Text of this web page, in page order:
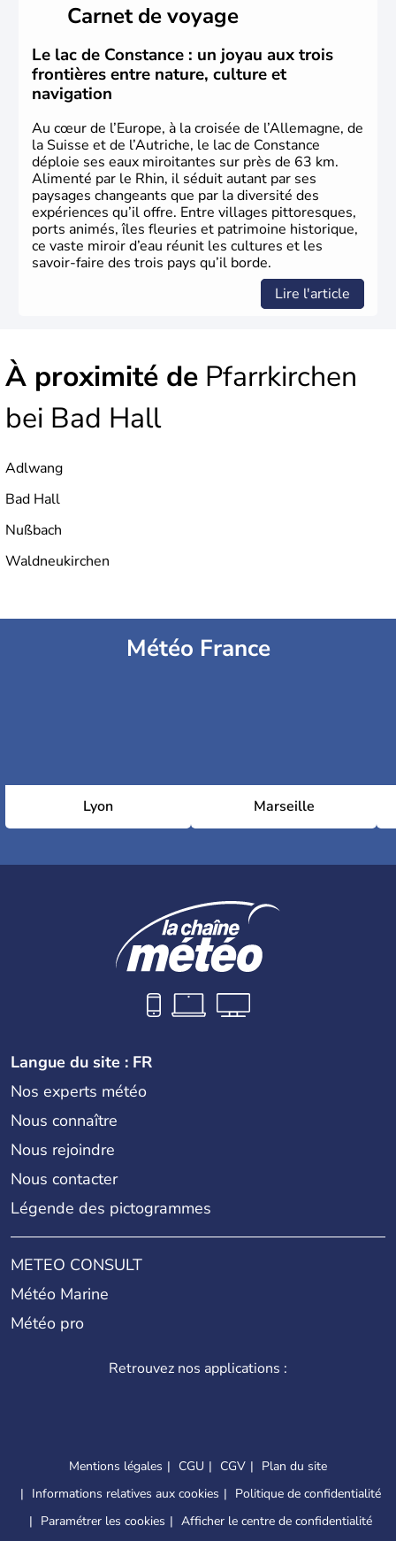
compte aujourd'hui plus de 8 millions d'habitants.
L'Autriche a donné naissance à de nombreux artistes :
Mozart, Schubert, le psychanalyste Freud, Romy
Schneider, Arnold Schwarzenegger, Anton Bruckner,
Gustav Mahler font partie des Autrichiens les plus
marquants de ces dernières décennies.
Carnet de voyage
Le lac de Constance : un joyau aux trois
frontières entre nature, culture et
navigation
Au cœur de l’Europe, à la croisée de l’Allemagne, de
la Suisse et de l’Autriche, le lac de Constance
déploie ses eaux miroitantes sur près de 63 km.
Alimenté par le Rhin, il séduit autant par ses
paysages changeants que par la diversité des
expériences qu’il offre. Entre villages pittoresques,
ports animés, îles fleuries et patrimoine historique,
ce vaste miroir d’eau réunit les cultures et les
savoir-faire des trois pays qu’il borde.
Lire l'article
À proximité de Pfarrkirchen
bei Bad Hall
Adlwang
Bad Hall
Nußbach
Waldneukirchen
Météo France
Lyon Marseille
Langue du site : FR
Nos experts météo
Nous connaître
Nous rejoindre
Nous contacter
Légende des pictogrammes
METEO CONSULT
Météo Marine
Météo pro
Retrouvez nos applications :
Mentions légales CGU CGV
Plan du site
Informations relatives aux cookies
Politique de confidentialité
Paramétrer les cookies
Afficher le centre de confidentialité